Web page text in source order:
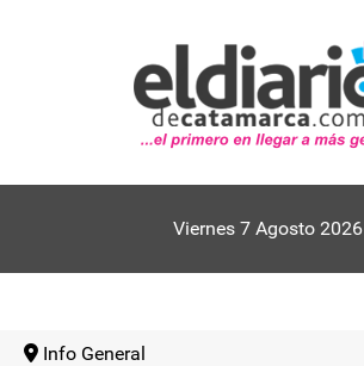
Viernes 7 Agosto 2026
Info General